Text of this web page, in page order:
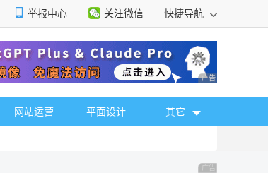
举报中心 关注微信 快捷导航
广告 商业广告，理
网站运营 平面设计 其它
广告 商业广告，理